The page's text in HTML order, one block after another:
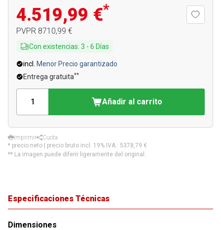
4.519,99 €*
PVPR 8710,99 €
Con existencias: 3 - 6 Días
incl.
Menor Precio garantizado
Entrega gratuita**
Añadir al carrito
Imprimir
Cuota
* precio neto | precio bruto incl. 19% IVA.: 5378,79 €
** La imagen puede diferir ligeramente del original.
Especificaciones Técnicas
Dimensiones